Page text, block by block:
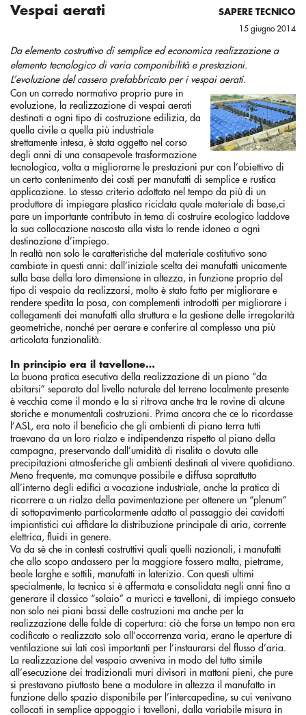
SAPERE TECNICO
15 giugno 2014
Vespai aerati
Da elemento costruttivo di semplice ed economica realizzazione a
elemento tecnologico di varia componibilità e prestazioni.
L’evoluzione del cassero prefabbricato per i vespai aerati.
Con un corredo normativo proprio pure in
evoluzione, la realizzazione di vespai aerati
destinati a ogni tipo di costruzione edilizia, da
quella civile a quella più industriale
strettamente intesa, è stata oggetto nel corso
degli anni di una consapevole trasformazione
tecnologica, volta a migliorarne le prestazioni pur con l’obiettivo di
un certo contenimento dei costi per manufatti di semplice e rustica
applicazione. Lo stesso criterio adottato nel tempo da più di un
produttore di impiegare plastica riciclata quale materiale di base,ci
pare un importante contributo in tema di costruire ecologico laddove
la sua collocazione nascosta alla vista lo rende idoneo a ogni
destinazione d’impiego.
In realtà non solo le caratteristiche del materiale costitutivo sono
cambiate in questi anni: dall’iniziale scelta dei manufatti unicamente
sulla base della loro dimensione in altezza, in funzione proprio del
tipo di vespaio da realizzarsi, molto è stato fatto per migliorare e
rendere spedita la posa, con complementi introdotti per migliorare i
collegamenti dei manufatti alla struttura e la gestione delle irregolarità
geometriche, nonché per aerare e conferire al complesso una più
articolata funzionalità.
In principio era il tavellone…
La buona pratica esecutiva della realizzazione di un piano “da
abitarsi” separato dal livello naturale del terreno localmente presente
è vecchia come il mondo e la si ritrova anche tra le rovine di alcune
storiche e monumentali costruzioni. Prima ancora che ce lo ricordasse
l’ASL, era noto il beneficio che gli ambienti di piano terra tutti
traevano da un loro rialzo e indipendenza rispetto al piano della
campagna, preservando dall’umidità di risalita o dovuta alle
precipitazioni atmosferiche gli ambienti destinati al vivere quotidiano.
Meno frequente, ma comunque possibile e diffusa soprattutto
all’interno degli edifici a vocazione industriale, anche la pratica di
ricorrere a un rialzo della pavimentazione per ottenere un “plenum”
di sottopavimento particolarmente adatto al passaggio dei cavidotti
impiantistici cui affidare la distribuzione principale di aria, corrente
elettrica, fluidi in genere.
Va da sè che in contesti costruttivi quali quelli nazionali, i manufatti
che allo scopo andassero per la maggiore fossero malta, pietrame,
beole larghe e sottili, manufatti in laterizio. Con questi ultimi
specialmente, la tecnica si è affermata e consolidata negli anni fino a
generare il classico “solaio” a muricci e tavelloni, di impiego consueto
non solo nei piani bassi delle costruzioni ma anche per la
realizzazione delle falde di copertura: ciò che forse un tempo non era
codificato o realizzato solo all’occorrenza varia, erano le aperture di
ventilazione sui lati così importanti per l’instaurarsi del flusso d’aria.
La realizzazione del vespaio avveniva in modo del tutto simile
all’esecuzione dei tradizionali muri divisori in mattoni pieni, che pure
si prestavano piuttosto bene a modulare in altezza il manufatto in
funzione dello spazio disponibile per l’intercapedine, su cui venivano
collocati in semplice appoggio i tavelloni, dalla variabile misura in